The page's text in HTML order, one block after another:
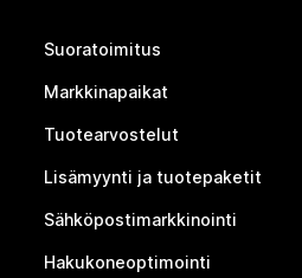
Suoratoimitus
Markkinapaikat
Tuotearvostelut
Lisämyynti ja tuotepaketit
Sähköpostimarkkinointi
Hakukoneoptimointi